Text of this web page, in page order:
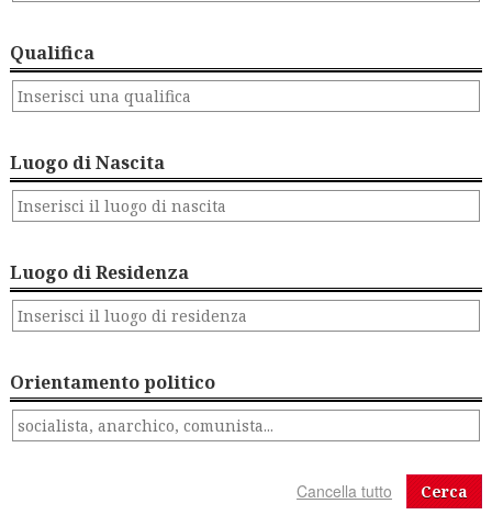
Qualifica
Luogo di Nascita
Luogo di Residenza
Orientamento politico
Cerca